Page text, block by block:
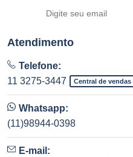
Atendimento
Telefone:
11 3275-3447
Central de vendas
Whatsapp:
(11)98944-0398
E-mail: